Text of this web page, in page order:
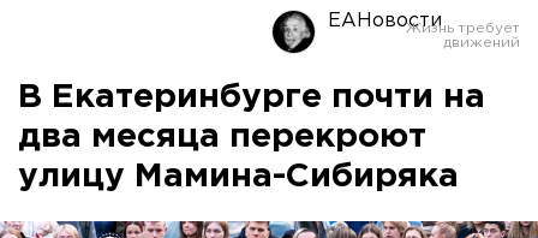
ЕАНовости
В Екатеринбурге почти на
два месяца перекроют
улицу Мамина-Сибиряка